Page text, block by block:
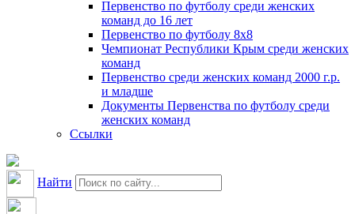
Первенство по футболу среди женских
команд до 16 лет
Первенство по футболу 8х8
Чемпионат Республики Крым среди женских
команд
Первенство среди женских команд 2000 г.р.
и младше
Документы Первенства по футболу среди
женских команд
Ссылки
Найти